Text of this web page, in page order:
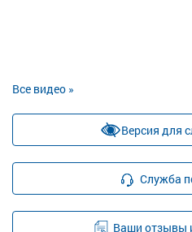
Все видео »
Версия для
Служба
Ваши отзывы